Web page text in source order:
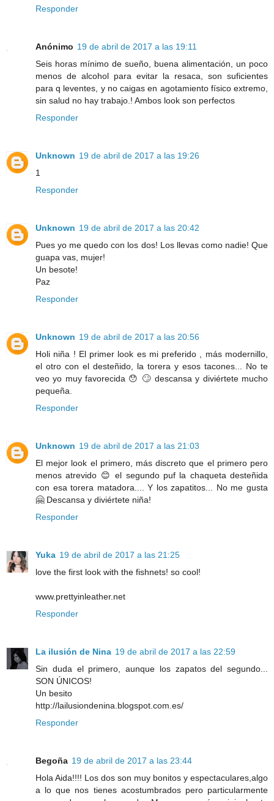
Responder
Anónimo 19 de abril de 2017 a las 19:11
Seis horas mínimo de sueño, buena alimentación, un poco
menos de alcohol para evitar la resaca, son suficientes
para q leventes, y no caigas en agotamiento físico extremo,
sin salud no hay trabajo.! Ambos look son perfectos
Responder
Unknown 19 de abril de 2017 a las 19:26
1
Responder
Unknown 19 de abril de 2017 a las 20:42
Pues yo me quedo con los dos! Los llevas como nadie! Que
guapa vas, mujer!
Un besote!
Paz
Responder
Unknown 19 de abril de 2017 a las 20:56
Holi niña ! El primer look es mi preferido , más modernillo,
el otro con el desteñido, la torera y esos tacones... No te
veo yo muy favorecida 😯 🙄 descansa y diviértete mucho
pequeña.
Responder
Unknown 19 de abril de 2017 a las 21:03
El mejor look el primero, más discreto que el primero pero
menos atrevido 😊 el segundo puf la chaqueta desteñida
con esa torera matadora.... Y los zapatitos... No me gusta
🤗 Descansa y diviértete niña!
Responder
Yuka 19 de abril de 2017 a las 21:25
love the first look with the fishnets! so cool!
www.prettyinleather.net
Responder
La ilusión de Nina 19 de abril de 2017 a las 22:59
Sin duda el primero, aunque los zapatos del segundo...
SON ÚNICOS!
Un besito
http://lailusiondenina.blogspot.com.es/
Responder
Begoña 19 de abril de 2017 a las 23:44
Hola Aida!!!! Los dos son muy bonitos y espectaculares,algo
a lo que nos tienes acostumbrados pero particularmente